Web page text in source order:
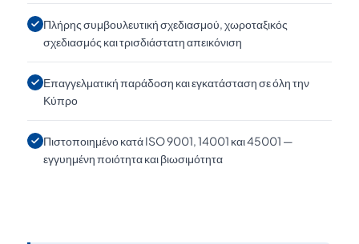
Πλήρης συμβουλευτική σχεδιασμού, χωροταξικός
σχεδιασμός και τρισδιάστατη απεικόνιση
Επαγγελματική παράδοση και εγκατάσταση σε όλη την
Κύπρο
Πιστοποιημένο κατά ISO 9001, 14001 και 45001 —
εγγυημένη ποιότητα και βιωσιμότητα